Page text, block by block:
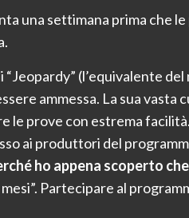
una settimana prima che
“Jeopardy” (l’equivalente
ammessa. La sua vasta
le prove con estrema
ai produttori del
ho appena scoperto
Partecipare al